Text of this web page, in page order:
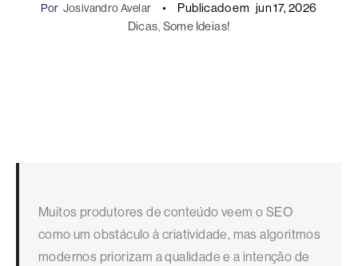
Por Josivandro Avelar Publicado em jun 17, 2026
Dicas, Some Ideias!
Muitos produtores de conteúdo veem o SEO
como um obstáculo à criatividade, mas algoritmos
modernos priorizam a qualidade e a intenção de